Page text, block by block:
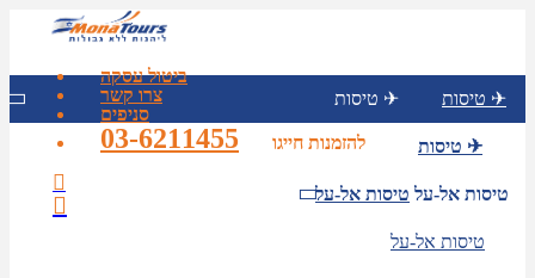
ביטול עסקה
צרו קשר
סניפים
להזמנות חייגו
03-6211455
טיסות ✈ טיסות ✈
טיסות ✈
טיסות אל-על טיסות אל-על
טיסות אל-על